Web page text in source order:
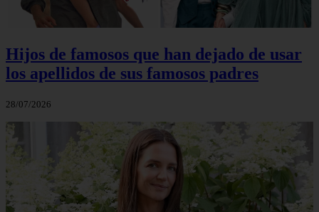
Hijos de famosos que han dejado de usar
los apellidos de sus famosos padres
28/07/2026